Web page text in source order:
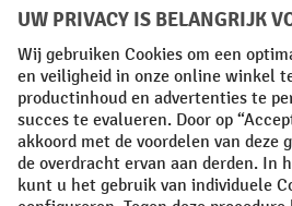
Algemene leveringsvoorwaarden
Privacyverklaring Privacy
All prices excl. VAT plusshipping costs
if not stated otherwise.